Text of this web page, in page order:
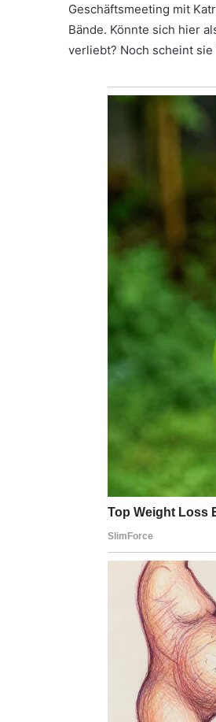
Geschäftsmeeting mit
Bände. Könnte sich hier
verliebt? Noch scheint